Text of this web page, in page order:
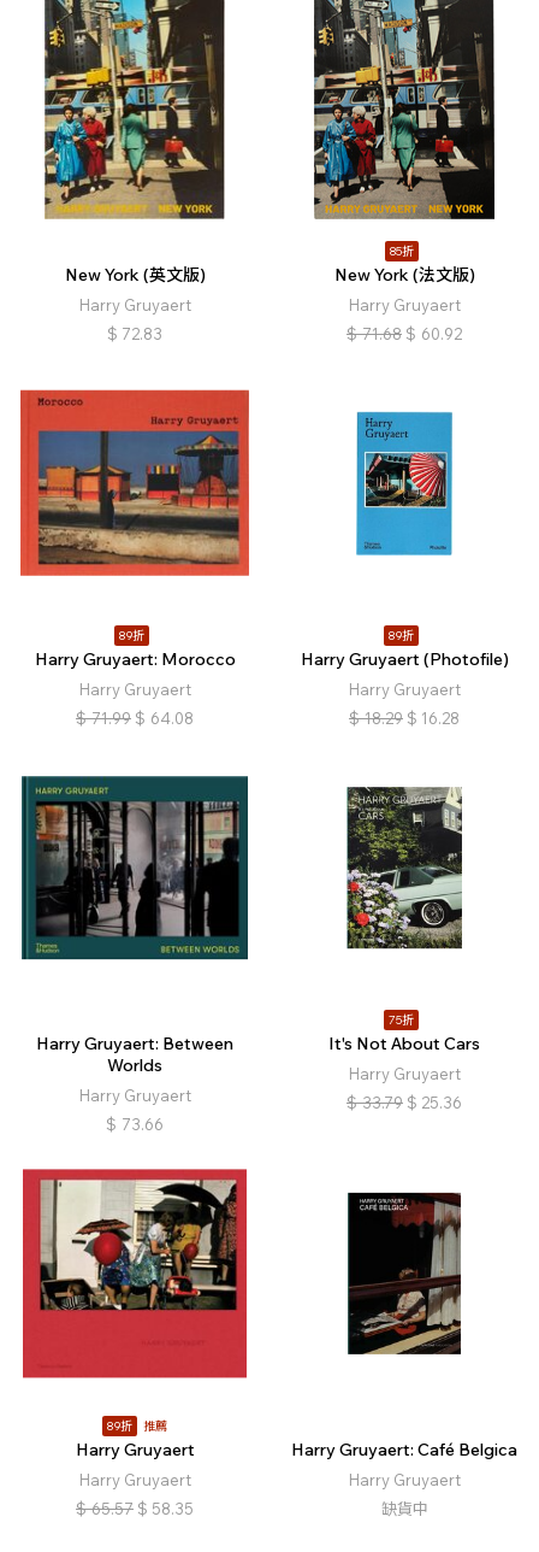
New York (英文版)
Harry Gruyaert
$ 72.83
85折
New York (法文版)
Harry Gruyaert
$ 71.68 $ 60.92
89折
Harry Gruyaert: Morocco
Harry Gruyaert
$ 71.99 $ 64.08
89折
Harry Gruyaert (Photofile)
Harry Gruyaert
$ 18.29 $ 16.28
Harry Gruyaert: Between
Worlds
Harry Gruyaert
$ 73.66
75折
It's Not About Cars
Harry Gruyaert
$ 33.79 $ 25.36
89折 推薦
Harry Gruyaert
Harry Gruyaert
$ 65.57 $ 58.35
Harry Gruyaert: Café Belgica
Harry Gruyaert
缺貨中